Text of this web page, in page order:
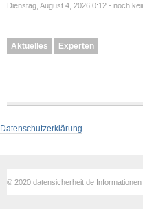
Dienstag, August 4, 2026 0:12 - noch
Aktuelles Experten
Datenschutzerklärung
© 2020 datensicherheit.de